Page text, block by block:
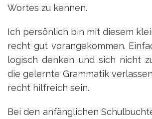
Wortes zu kennen.
Ich persönlich bin mit diesem
recht gut vorangekommen.
logisch denken und sich nicht
die gelernte Grammatik
recht hilfreich sein.
Bei den anfänglichen